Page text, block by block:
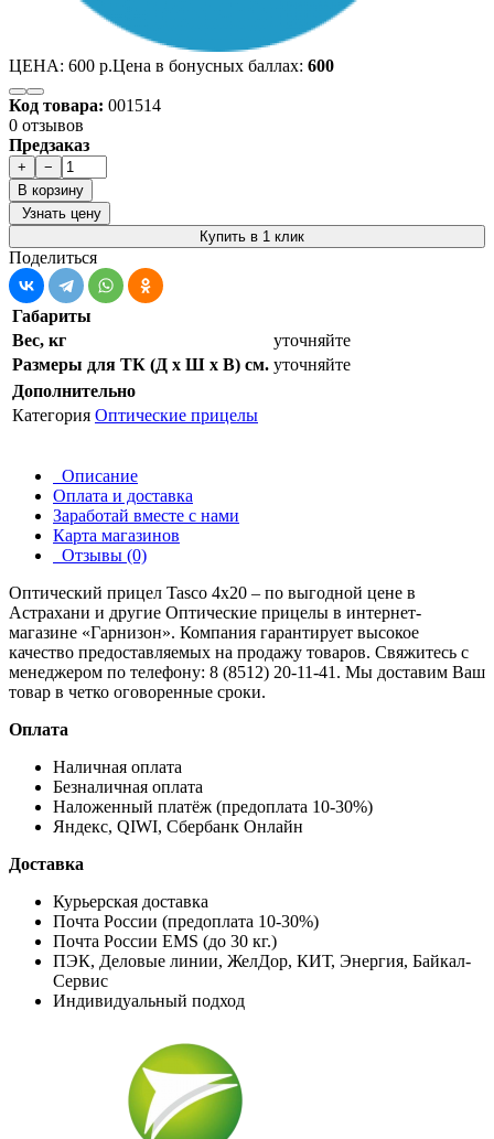
ЦЕНА: 600 р.Цена в бонусных баллах: 600
Код товара: 001514
0 отзывов
Предзаказ
+
−
В корзину
Узнать цену
Купить в 1 клик
Поделиться
Габариты
Вес, кг
уточняйте
Размеры для ТК (Д х Ш х В) см. уточняйте
Дополнительно
Категория Оптические прицелы
Описание
Оплата и доставка
Заработай вместе с нами
Карта магазинов
Отзывы (0)
Оптический прицел Tasco 4х20 – по выгодной цене в
Астрахани и другие Оптические прицелы в интернет-
магазине «Гарнизон». Компания гарантирует высокое
качество предоставляемых на продажу товаров. Свяжитесь с
менеджером по телефону: 8 (8512) 20-11-41. Мы доставим Ваш
товар в четко оговоренные сроки.
Оплата
Наличная оплата
Безналичная оплата
Наложенный платёж (предоплата 10-30%)
Яндекс, QIWI, Сбербанк Онлайн
Доставка
Курьерская доставка
Почта России (предоплата 10-30%)
Почта России EMS (до 30 кг.)
ПЭК, Деловые линии, ЖелДор, КИТ, Энергия, Байкал-
Сервис
Индивидуальный подход